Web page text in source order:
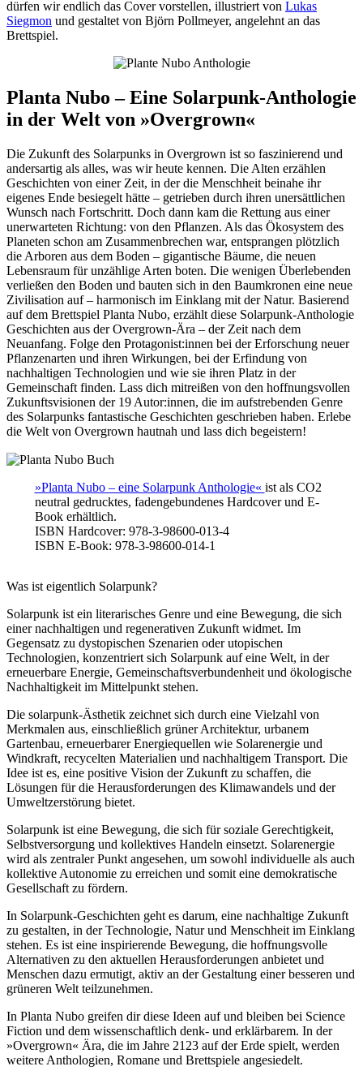
dürfen wir endlich das Cover vorstellen, illustriert von Lukas
Siegmon und gestaltet von Björn Pollmeyer, angelehnt an das
Brettspiel.
Planta Nubo – Eine Solarpunk-Anthologie
in der Welt von »Overgrown«
Die Zukunft des Solarpunks in Overgrown ist so faszinierend und
andersartig als alles, was wir heute kennen. Die Alten erzählen
Geschichten von einer Zeit, in der die Menschheit beinahe ihr
eigenes Ende besiegelt hätte – getrieben durch ihren unersättlichen
Wunsch nach Fortschritt. Doch dann kam die Rettung aus einer
unerwarteten Richtung: von den Pflanzen. Als das Ökosystem des
Planeten schon am Zusammenbrechen war, entsprangen plötzlich
die Arboren aus dem Boden – gigantische Bäume, die neuen
Lebensraum für unzählige Arten boten. Die wenigen Überlebenden
verließen den Boden und bauten sich in den Baumkronen eine neue
Zivilisation auf – harmonisch im Einklang mit der Natur. Basierend
auf dem Brettspiel Planta Nubo, erzählt diese Solarpunk-Anthologie
Geschichten aus der Overgrown-Ära – der Zeit nach dem
Neuanfang. Folge den Protagonist:innen bei der Erforschung neuer
Pflanzenarten und ihren Wirkungen, bei der Erfindung von
nachhaltigen Technologien und wie sie ihren Platz in der
Gemeinschaft finden. Lass dich mitreißen von den hoffnungsvollen
Zukunftsvisionen der 19 Autor:innen, die im aufstrebenden Genre
des Solarpunks fantastische Geschichten geschrieben haben. Erlebe
die Welt von Overgrown hautnah und lass dich begeistern!
»Planta Nubo – eine Solarpunk Anthologie« ist als CO2
neutral gedrucktes, fadengebundenes Hardcover und E-
Book erhältlich.
ISBN Hardcover: 978-3-98600-013-4
ISBN E-Book: 978-3-98600-014-1
Was ist eigentlich Solarpunk?
Solarpunk ist ein literarisches Genre und eine Bewegung, die sich
einer nachhaltigen und regenerativen Zukunft widmet. Im
Gegensatz zu dystopischen Szenarien oder utopischen
Technologien, konzentriert sich Solarpunk auf eine Welt, in der
erneuerbare Energie, Gemeinschaftsverbundenheit und ökologische
Nachhaltigkeit im Mittelpunkt stehen.
Die solarpunk-Ästhetik zeichnet sich durch eine Vielzahl von
Merkmalen aus, einschließlich grüner Architektur, urbanem
Gartenbau, erneuerbarer Energiequellen wie Solarenergie und
Windkraft, recycelten Materialien und nachhaltigem Transport. Die
Idee ist es, eine positive Vision der Zukunft zu schaffen, die
Lösungen für die Herausforderungen des Klimawandels und der
Umweltzerstörung bietet.
Solarpunk ist eine Bewegung, die sich für soziale Gerechtigkeit,
Selbstversorgung und kollektives Handeln einsetzt. Solarenergie
wird als zentraler Punkt angesehen, um sowohl individuelle als auch
kollektive Autonomie zu erreichen und somit eine demokratische
Gesellschaft zu fördern.
In Solarpunk-Geschichten geht es darum, eine nachhaltige Zukunft
zu gestalten, in der Technologie, Natur und Menschheit im Einklang
stehen. Es ist eine inspirierende Bewegung, die hoffnungsvolle
Alternativen zu den aktuellen Herausforderungen anbietet und
Menschen dazu ermutigt, aktiv an der Gestaltung einer besseren und
grüneren Welt teilzunehmen.
In Planta Nubo greifen dir diese Ideen auf und bleiben bei Science
Fiction und dem wissenschaftlich denk- und erklärbarem. In der
»Overgrown« Ära, die im Jahre 2123 auf der Erde spielt, werden
weitere Anthologien, Romane und Brettspiele angesiedelt.